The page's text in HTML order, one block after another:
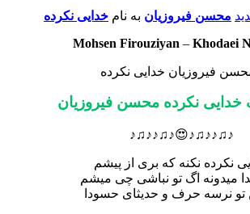
محسن فیروزیان به نام خدایی نکرده
Mohsen Firouziyan – Khodaei
خدایی نکرده محسن فیروزیان
♪♫♪♪♫♪😍♪♫♪♪♫♪
نکرده نکنه که بری از پیشم
میدونه اگ تو نباشی چی میشم
تو نرسه حرف و حدیثای حسودا